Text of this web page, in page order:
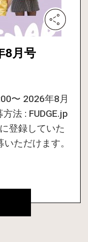
8月号
〜 2026年8月
法 : FUDGE.jp
登録していた
ただけます。